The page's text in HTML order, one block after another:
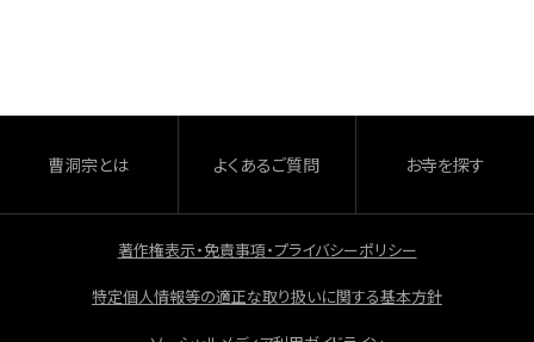
o
o
k
曹洞宗とは よくあるご質問 お寺を探す
著作権表示・免責事項・プライバシーポリシー
特定個人情報等の適正な取り扱いに関する基本方針